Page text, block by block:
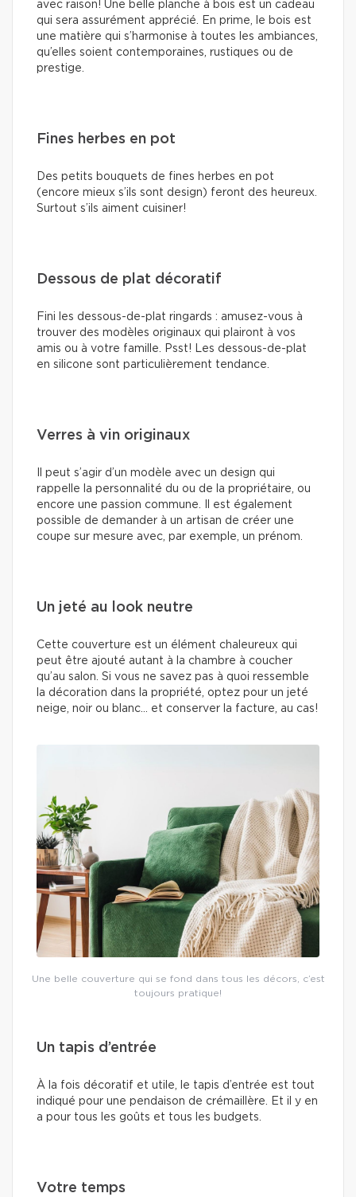
avec raison! Une belle planche à bois est un cadeau
qui sera assurément apprécié. En prime, le bois est
une matière qui s’harmonise à toutes les ambiances,
qu’elles soient contemporaines, rustiques ou de
prestige.
Fines herbes en pot
Des petits bouquets de fines herbes en pot
(encore mieux s’ils sont design) feront des heureux.
Surtout s’ils aiment cuisiner!
Dessous de plat décoratif
Fini les dessous-de-plat ringards : amusez-vous à
trouver des modèles originaux qui plairont à vos
amis ou à votre famille. Psst! Les dessous-de-plat
en silicone sont particulièrement tendance.
Verres à vin originaux
Il peut s’agir d’un modèle avec un design qui
rappelle la personnalité du ou de la propriétaire, ou
encore une passion commune. Il est également
possible de demander à un artisan de créer une
coupe sur mesure avec, par exemple, un prénom.
Un jeté au look neutre
Cette couverture est un élément chaleureux qui
peut être ajouté autant à la chambre à coucher
qu’au salon. Si vous ne savez pas à quoi ressemble
la décoration dans la propriété, optez pour un jeté
neige, noir ou blanc… et conserver la facture, au cas!
Une belle couverture qui se fond dans tous les décors, c’est
toujours pratique!
Un tapis d’entrée
À la fois décoratif et utile, le tapis d’entrée est tout
indiqué pour une pendaison de crémaillère. Et il y en
a pour tous les goûts et tous les budgets.
Votre temps